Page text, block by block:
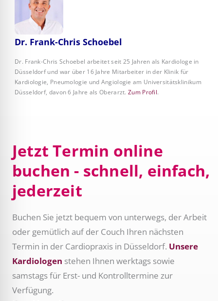
Dr. Frank-Chris Schoebel
Dr. Frank-Chris Schoebel arbeitet seit 25 Jahren als Kardiologe in
Düsseldorf und war über 16 Jahre Mitarbeiter in der Klinik für
Kardiologie, Pneumologie und Angiologie am Universitätsklinikum
Düsseldorf, davon 6 Jahre als Oberarzt.Zum Profil.
Jetzt Termin online
buchen - schnell, einfach,
jederzeit
Buchen Sie jetzt bequem von unterwegs, der Arbeit
oder gemütlich auf der Couch Ihren nächsten
Termin in der Cardiopraxis in Düsseldorf. Unsere
Kardiologen stehen Ihnen werktags sowie
samstags für Erst- und Kontrolltermine zur
Verfügung.